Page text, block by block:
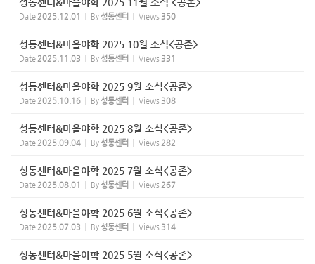
Date 2025.12.01 By 성동센터 Views 350
성동센터&마을야학 2025 10월 소식<공존>
Date 2025.11.03 By 성동센터 Views 331
성동센터&마을야학 2025 9월 소식<공존>
Date 2025.10.16 By 성동센터 Views 308
성동센터&마을야학 2025 8월 소식<공존>
Date 2025.09.04 By 성동센터 Views 282
성동센터&마을야학 2025 7월 소식<공존>
Date 2025.08.01 By 성동센터 Views 267
성동센터&마을야학 2025 6월 소식<공존>
Date 2025.07.03 By 성동센터 Views 314
성동센터&마을야학 2025 5월 소식<공존>